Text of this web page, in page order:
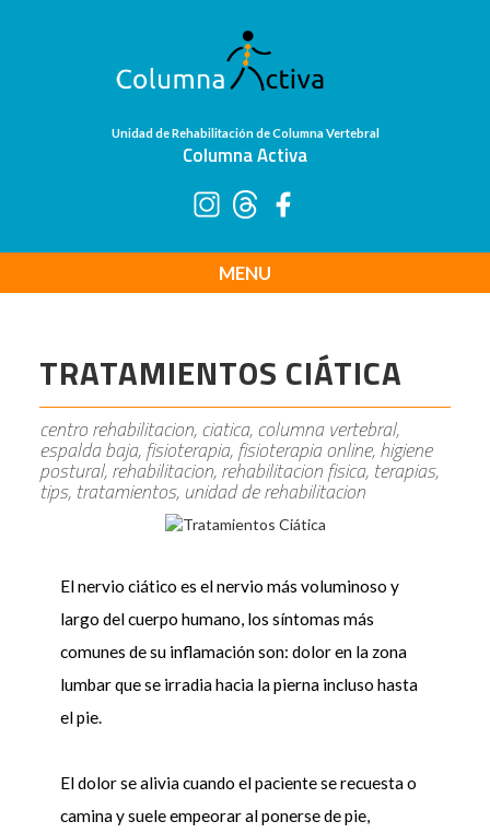
Unidad de Rehabilitación de Columna Vertebral
Columna Activa
MENU
TRATAMIENTOS CIÁTICA
centro rehabilitacion, ciatica, columna vertebral,
espalda baja, fisioterapia, fisioterapia online, higiene
postural, rehabilitacion, rehabilitacion fisica, terapias,
tips, tratamientos, unidad de rehabilitacion
El nervio ciático es el nervio más voluminoso y
largo del cuerpo humano, los síntomas más
comunes de su inflamación son: dolor en la zona
lumbar que se irradia hacia la pierna incluso hasta
el pie.
El dolor se alivia cuando el paciente se recuesta o
camina y suele empeorar al ponerse de pie,